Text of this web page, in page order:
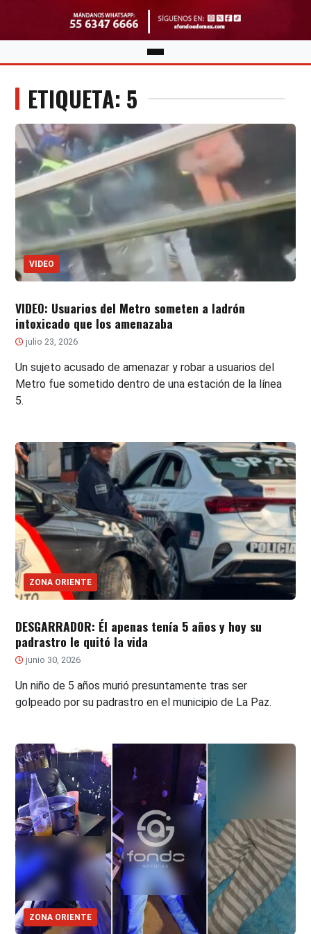
ETIQUETA: 5
VIDEO
VIDEO: Usuarios del Metro someten a ladrón
intoxicado que los amenazaba
julio 23, 2026
Un sujeto acusado de amenazar y robar a usuarios del
Metro fue sometido dentro de una estación de la línea
5.
ZONA ORIENTE
DESGARRADOR: Él apenas tenía 5 años y hoy su
padrastro le quitó la vida
junio 30, 2026
Un niño de 5 años murió presuntamente tras ser
golpeado por su padrastro en el municipio de La Paz.
ZONA ORIENTE